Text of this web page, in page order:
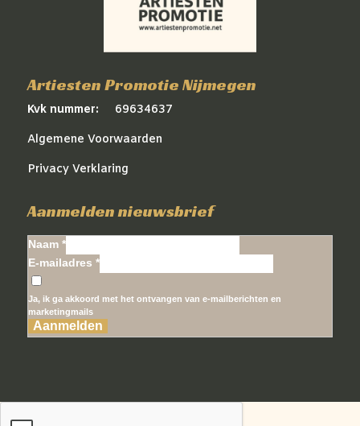
Artiesten Promotie Nijmegen
Kvk nummer: 69634637
Algemene Voorwaarden
Privacy Verklaring
Aanmelden nieuwsbrief
Naam *
E-mailadres *
Ja, ik ga akkoord met het ontvangen van e-mailberichten en
marketingmails
Aanmelden